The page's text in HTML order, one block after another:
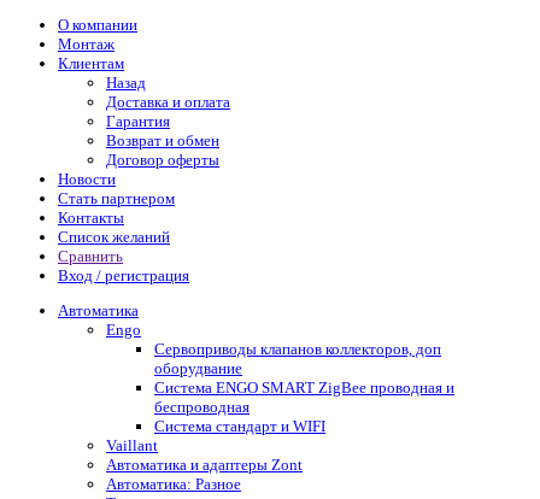
О компании
Монтаж
Клиентам
Назад
Доставка и оплата
Гарантия
Возврат и обмен
Договор оферты
Новости
Стать партнером
Контакты
Список желаний
Сравнить
Вход / регистрация
Автоматика
Engo
Сервоприводы клапанов коллекторов, доп
оборудвание
Система ENGO SMART ZigBee проводная и
беспроводная
Система стандарт и WIFI
Vaillant
Автоматика и адаптеры Zont
Автоматика: Разное